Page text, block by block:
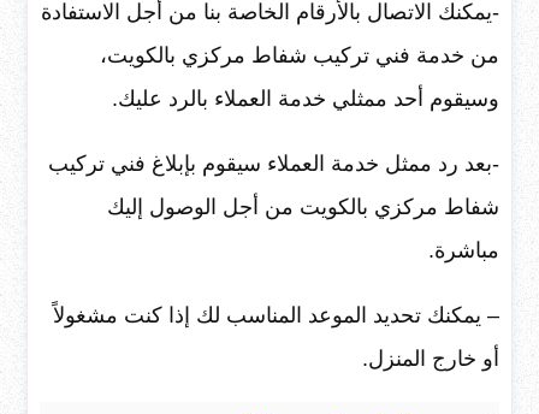
-يمكنك الاتصال بالأرقام الخاصة بنا من أجل الاستفادة
من خدمة فني تركيب شفاط مركزي بالكويت،
وسيقوم أحد ممثلي خدمة العملاء بالرد عليك.
-بعد رد ممثل خدمة العملاء سيقوم بإبلاغ فني تركيب
شفاط مركزي بالكويت من أجل الوصول إليك
مباشرة.
– يمكنك تحديد الموعد المناسب لك إذا كنت مشغولاً
أو خارج المنزل.